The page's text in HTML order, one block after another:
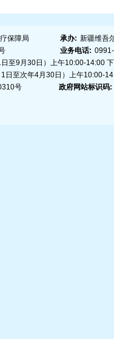
保障局 承办: 新疆维吾
业务电话:
至9月30日）上午10:00-14:00
日至次年4月30日）上午10:00-
号 政府网站标识码: